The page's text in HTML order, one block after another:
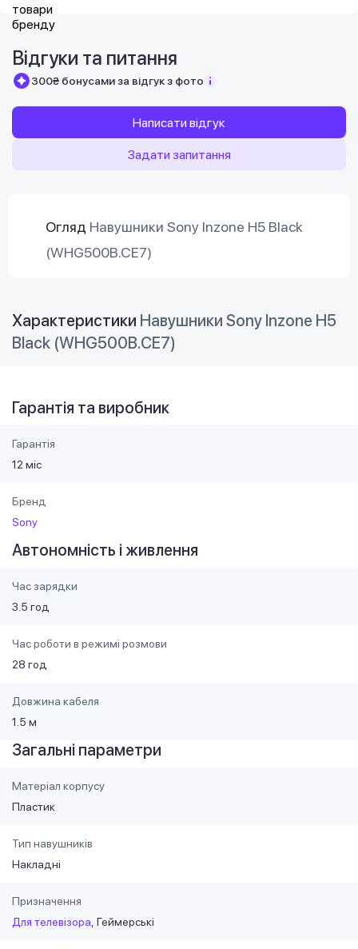
Відгуки та питання
300₴ бонусами за відгук з фото
Написати відгук
Задати запитання
Огляд Навушники Sony Inzone H5 Black
(WHG500B.CE7)
Характеристики Навушники Sony Inzone H5
Black (WHG500B.CE7)
Гарантія та виробник
Гарантія
12 міс
Бренд
Sony
Автономність і живлення
Час зарядки
3.5 год
Час роботи в режимі розмови
28 год
Довжина кабеля
1.5 м
Загальні параметри
Матеріал корпусу
Пластик
Тип навушників
Накладні
Призначення
Для телевізора Геймерські